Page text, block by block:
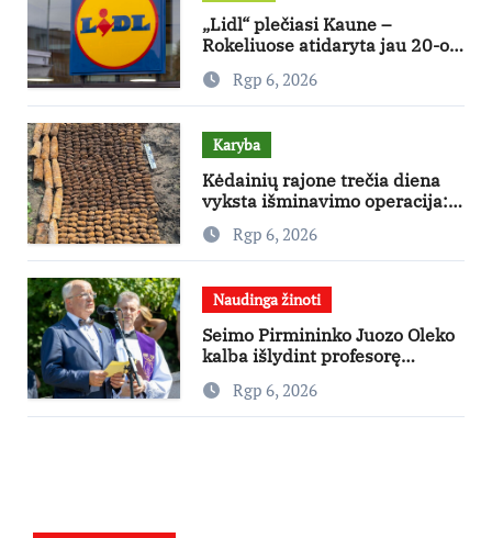
„Lidl“ plečiasi Kaune –
Rokeliuose atidaryta jau 20-oji
parduotuvė mieste
Rgp 6, 2026
Karyba
Kėdainių rajone trečia diena
vyksta išminavimo operacija:
rastas didelis kiekis Antrojo
pasaulinio karo laikų
standartinės amunicijos ir jos
dalių
Rgp 6, 2026
Naudinga žinoti
Seimo Pirmininko Juozo Oleko
kalba išlydint profesorę
Kazimierą Danutę Prunskienę
kapinėse
Rgp 6, 2026